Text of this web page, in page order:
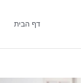
דף הבית